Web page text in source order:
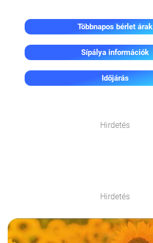
Többnapos bérlet árak
Sípálya információk
Időjárás
Hirdetés
Hirdetés